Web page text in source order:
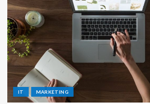
IT MARKETING